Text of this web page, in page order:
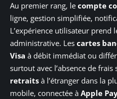
Au premier rang, le compte
ligne, gestion simplifiée,
L’expérience utilisateur prend
administrative. Les cartes
Visa à débit immédiat ou
surtout avec l’absence de frais
retraits à l’étranger dans la
mobile, connectée à Apple